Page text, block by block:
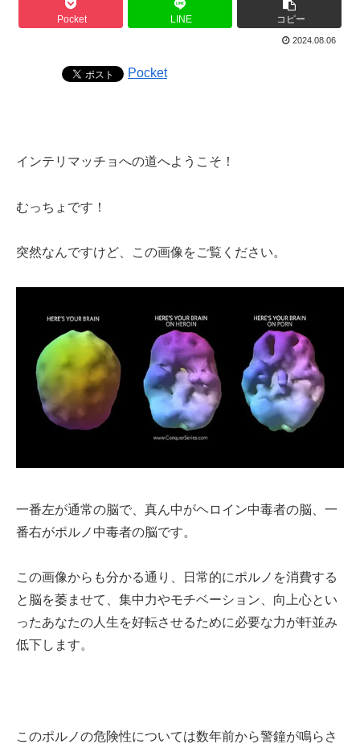
Pocket LINE コピー
2024.08.06
Pocket
インテリマッチョへの道へようこそ！
むっちょです！
突然なんですけど、この画像をご覧ください。
一番左が通常の脳で、真ん中がヘロイン中毒者の脳、一
番右がポルノ中毒者の脳です。
この画像からも分かる通り、日常的にポルノを消費する
と脳を萎ませて、集中力やモチベーション、向上心とい
ったあなたの人生を好転させるために必要な力が軒並み
低下します。
このポルノの危険性については数年前から警鐘が鳴らさ